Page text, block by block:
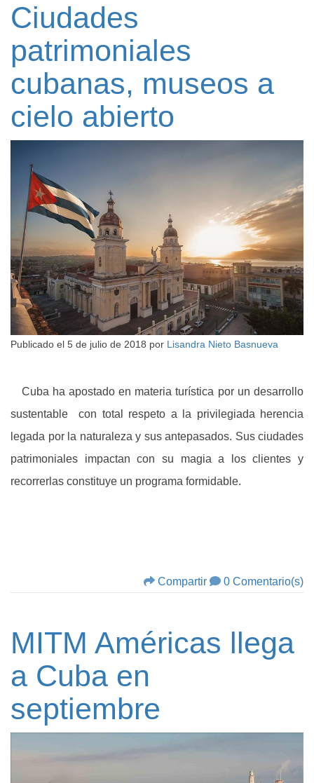
Ciudades
patrimoniales
cubanas, museos a
cielo abierto
Publicado el 5 de julio de 2018 por Lisandra Nieto Basnueva
Cuba ha apostado en materia turística por un desarrollo
sustentable con total respeto a la privilegiada herencia
legada por la naturaleza y sus antepasados. Sus ciudades
patrimoniales impactan con su magia a los clientes y
recorrerlas constituye un programa formidable.
Compartir 0 Comentario(s)
MITM Américas llega
a Cuba en
septiembre